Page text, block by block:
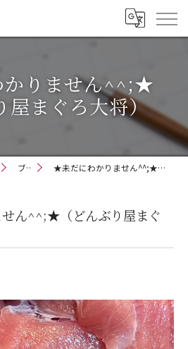
りません^^;★
屋まぐろ大将）
ブログ ★未だにわかりません^^;★（どんぶり屋まぐろ大将）
ん^^;★（どんぶり屋まぐ